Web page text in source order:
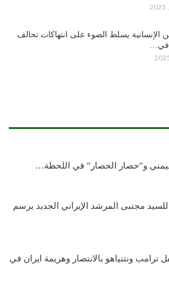
الإنسانية يسلط الضوء على انتهاكات تحالف
في…
و”حصار الحصار” في اللحظة…
مجتبى المرشد الإيراني الجديد يرسم
ترامب ونتنياهو بالانتصار وهزيمة ايران في